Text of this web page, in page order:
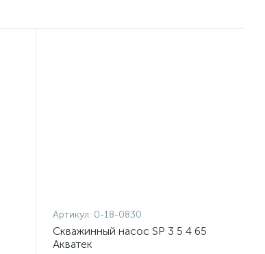
Артикул: 0-18-0830
Скважинный насос SP 3 5 4 65
Акватек